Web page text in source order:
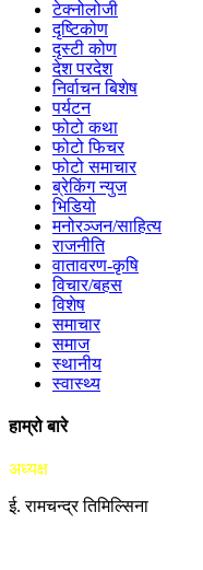
टेक्नोलोजी
दृष्टिकोण
दृस्टी कोण
देश परदेश
निर्वाचन बिशेष
पर्यटन
फोटो कथा
फोटो फिचर
फोटो समाचार
ब्रेकिंग न्युज
भिडियो
मनोरञ्जन/साहित्य
राजनीति
वातावरण-कृषि
विचार/बहस
विशेष
समाचार
समाज
स्थानीय
स्वास्थ्य
हाम्रो बारे
अध्यक्ष
ई. रामचन्द्र तिमिल्सिना